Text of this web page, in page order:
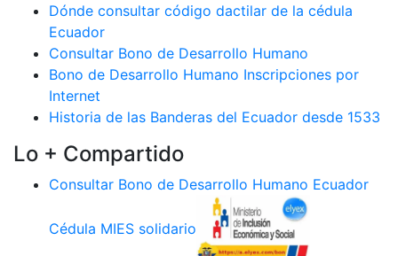
Dónde consultar código dactilar de la cédula
Ecuador
Consultar Bono de Desarrollo Humano
Bono de Desarrollo Humano Inscripciones por
Internet
Historia de las Banderas del Ecuador desde 1533
Lo + Compartido
Consultar Bono de Desarrollo Humano Ecuador
Cédula MIES solidario